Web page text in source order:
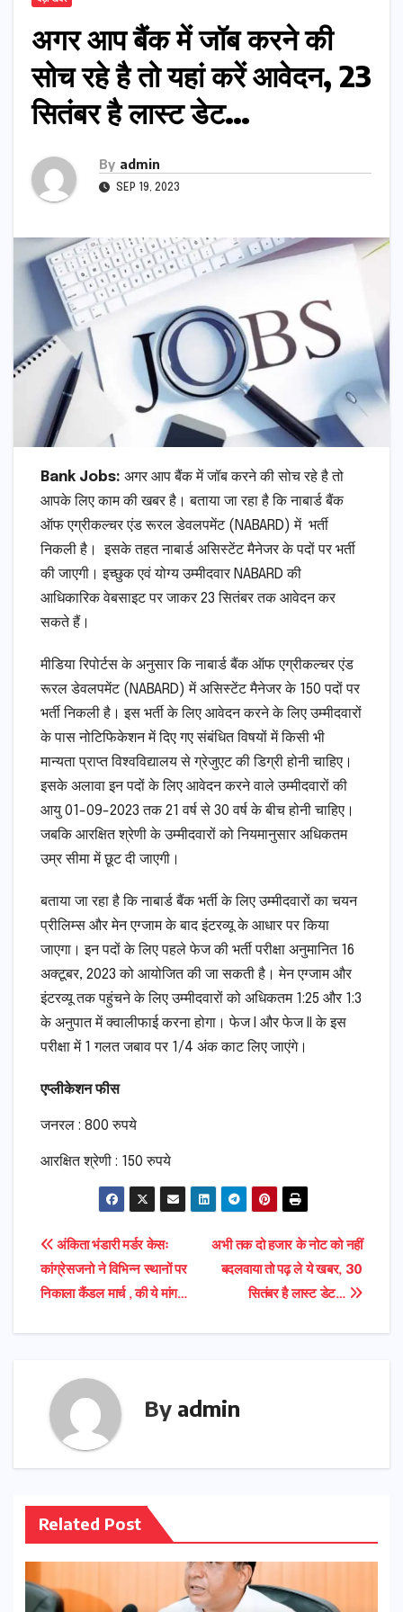
अगर आप बैंक में जॉब करने की
सोच रहे है तो यहां करें आवेदन, 23
सितंबर है लास्ट डेट…
By admin
SEP 19, 2023
Bank Jobs: अगर आप बैंक में जॉब करने की सोच रहे है तो
आपके लिए काम की खबर है। बताया जा रहा है कि नाबार्ड बैंक
ऑफ एग्रीकल्चर एंड रूरल डेवलपमेंट (NABARD) में भर्ती
निकली है। इसके तहत नाबार्ड असिस्टेंट मैनेजर के पदों पर भर्ती
की जाएगी। इच्छुक एवं योग्य उम्मीदवार NABARD की
आधिकारिक वेबसाइट पर जाकर 23 सितंबर तक आवेदन कर
सकते हैं।
मीडिया रिपोर्टस के अनुसार कि नाबार्ड बैंक ऑफ एग्रीकल्चर एंड
रूरल डेवलपमेंट (NABARD) में असिस्टेंट मैनेजर के 150 पदों पर
भर्ती निकली है। इस भर्ती के लिए आवेदन करने के लिए उम्मीदवारों
के पास नोटिफिकेशन में दिए गए संबंधित विषयों में किसी भी
मान्यता प्राप्त विश्वविद्यालय से ग्रेजुएट की डिग्री होनी चाहिए।
इसके अलावा इन पदों के लिए आवेदन करने वाले उम्मीदवारों की
आयु 01-09-2023 तक 21 वर्ष से 30 वर्ष के बीच होनी चाहिए।
जबकि आरक्षित श्रेणी के उम्मीदवारों को नियमानुसार अधिकतम
उम्र सीमा में छूट दी जाएगी।
बताया जा रहा है कि नाबार्ड बैंक भर्ती के लिए उम्मीदवारों का चयन
प्रीलिम्स और मेन एग्जाम के बाद इंटरव्यू के आधार पर किया
जाएगा। इन पदों के लिए पहले फेज की भर्ती परीक्षा अनुमानित 16
अक्टूबर, 2023 को आयोजित की जा सकती है। मेन एग्जाम और
इंटरव्यू तक पहुंचने के लिए उम्मीदवारों को अधिकतम 1:25 और 1:3
के अनुपात में क्वालीफाई करना होगा। फेज I और फेज II के इस
परीक्षा में 1 गलत जबाव पर 1/4 अंक काट लिए जाएंगे।
एप्लीकेशन फीस
जनरल : 800 रुपये
आरक्षित श्रेणी : 150 रुपये
Post
navigation
अभी तक दो हजार के नोट को नहीं
बदलवाया तो पढ़ ले ये खबर, 30
सितंबर है लास्ट डेट…
अंकिता भंडारी मर्डर केसः
कांग्रेसजनो ने विभिन्न स्थानों पर
निकाला कैंडल मार्च , की ये मांग…
By admin
Related Post